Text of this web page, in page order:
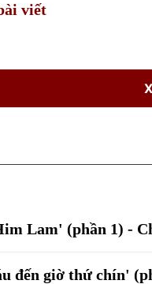
viết
Lam' (phần 1) -
đến giờ thứ chín'